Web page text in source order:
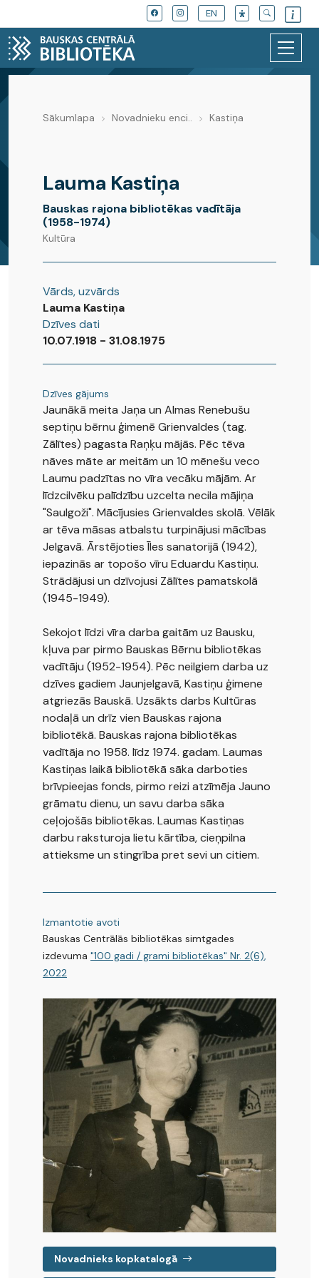
EN
Novadnieku enciklopēdija
Sākumlapa Novadnieku enci.. Kastiņa
Lauma Kastiņa
Bauskas rajona bibliotēkas vadītāja
(1958-1974)
Kultūra
Vārds, uzvārds
Lauma Kastiņa
Dzīves dati
10.07.1918 - 31.08.1975
Dzīves gājums
Jaunākā meita Jaņa un Almas Renebušu
septiņu bērnu ģimenē Grienvaldes (tag.
Zālītes) pagasta Raņķu mājās. Pēc tēva
nāves māte ar meitām un 10 mēnešu veco
Laumu padzītas no vīra vecāku mājām. Ar
līdzcilvēku palīdzību uzcelta necila mājiņa
"Saulgoži". Mācījusies Grienvaldes skolā. Vēlāk
ar tēva māsas atbalstu turpinājusi mācības
Jelgavā. Ārstējoties Īles sanatorijā (1942),
iepazinās ar topošo vīru Eduardu Kastiņu.
Strādājusi un dzīvojusi Zālītes pamatskolā
(1945-1949).
Sekojot līdzi vīra darba gaitām uz Bausku,
kļuva par pirmo Bauskas Bērnu bibliotēkas
vadītāju (1952-1954). Pēc neilgiem darba uz
dzīves gadiem Jaunjelgavā, Kastiņu ģimene
atgriezās Bauskā. Uzsākts darbs Kultūras
nodaļā un drīz vien Bauskas rajona
bibliotēkā. Bauskas rajona bibliotēkas
vadītāja no 1958. līdz 1974. gadam. Laumas
Kastiņas laikā bibliotēkā sāka darboties
brīvpieejas fonds, pirmo reizi atzīmēja Jauno
grāmatu dienu, un savu darba sāka
ceļojošās bibliotēkas. Laumas Kastiņas
darbu raksturoja lietu kārtība, cieņpilna
attieksme un stingrība pret sevi un citiem.
Izmantotie avoti
Bauskas Centrālās bibliotēkas simtgades
izdevuma "100 gadi / grami bibliotēkas" Nr. 2(6),
2022
Novadnieks kopkatalogā